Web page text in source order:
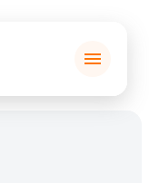
menu